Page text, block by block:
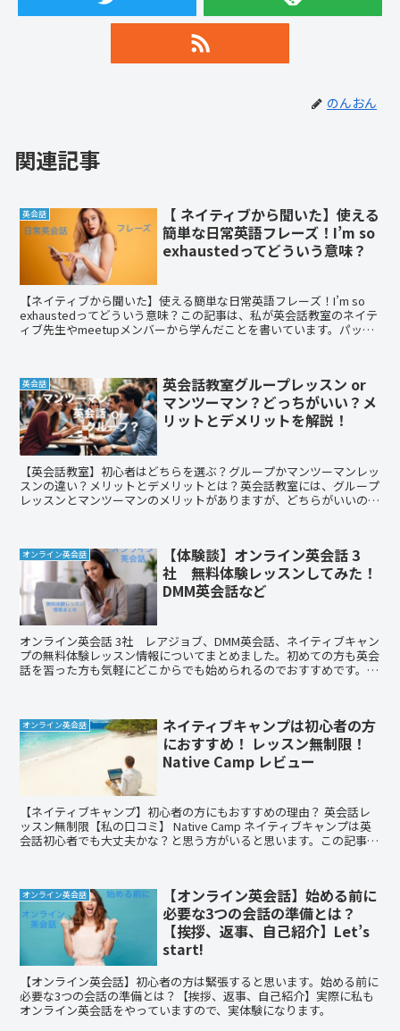
のんおん
関連記事
英会話
【 ネイティブから聞いた】使える
簡単な日常英語フレーズ！I’m so
exhaustedってどういう意味？
【ネイティブから聞いた】使える簡単な日常英語フレーズ！I’m so
exhaustedってどういう意味？この記事は、私が英会話教室のネイテ
ィブ先生やmeetupメンバーから学んだことを書いています。パッと
英会話
英会話教室グループレッスン or
マンツーマン？どっちがいい？メ
リットとデメリットを解説！
【英会話教室】初心者はどちらを選ぶ？グループかマンツーマンレッ
スンの違い？メリットとデメリットとは？英会話教室には、グループ
レッスンとマンツーマンのメリットがありますが、どちらがいいのか
オンライン英会話
【体験談】オンライン英会話 3
社 無料体験レッスンしてみた！
DMM英会話など
オンライン英会話 3社 レアジョブ、DMM英会話、ネイティブキャン
プの無料体験レッスン情報についてまとめました。初めての方も英会
話を習った方も気軽にどこからでも始められるのでおすすめです。ま
オンライン英会話
ネイティブキャンプは初心者の方
におすすめ！ レッスン無制限！
Native Camp レビュー
【ネイティブキャンプ】初心者の方にもおすすめの理由？ 英会話レ
ッスン無制限【私の口コミ】 Native Camp ネイティブキャンプは英
会話初心者でも大丈夫かな？と思う方がいると思います。この記事
オンライン英会話
【オンライン英会話】始める前に
必要な3つの会話の準備とは？
【挨拶、返事、自己紹介】Let’s
start!
【オンライン英会話】初心者の方は緊張すると思います。始める前に
必要な3つの会話の準備とは？【挨拶、返事、自己紹介】実際に私も
オンライン英会話をやっていますので、実体験になります。